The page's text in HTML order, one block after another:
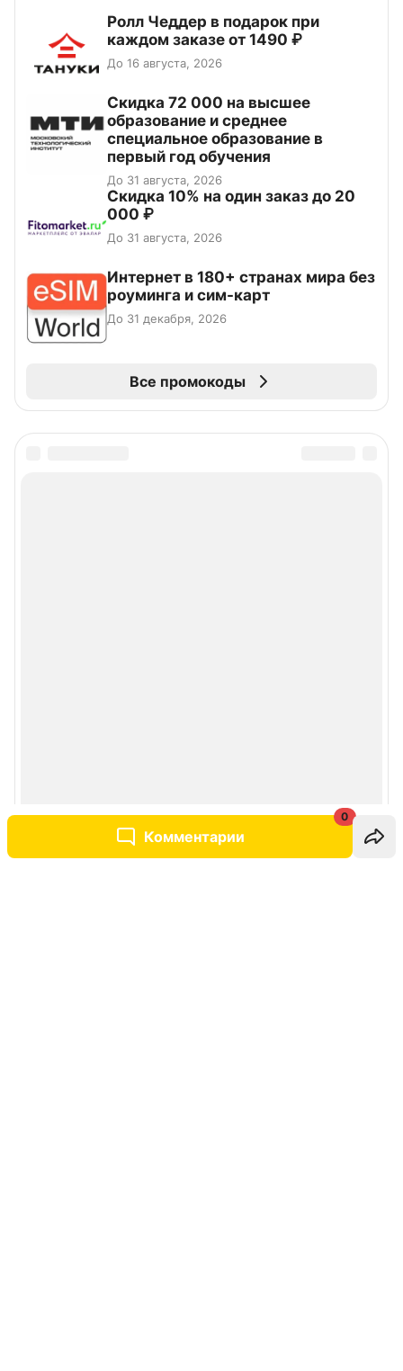
Комментарии
0
Ролл Чеддер в подарок при
каждом заказе от 1490 ₽
До 16 августа, 2026
Скидка 72 000 на высшее
образование и среднее
специальное образование в
первый год обучения
До 31 августа, 2026
Скидка 10% на один заказ до 20
000 ₽
До 31 августа, 2026
Интернет в 180+ странах мира без
роуминга и сим-карт
До 31 декабря, 2026
Все промокоды